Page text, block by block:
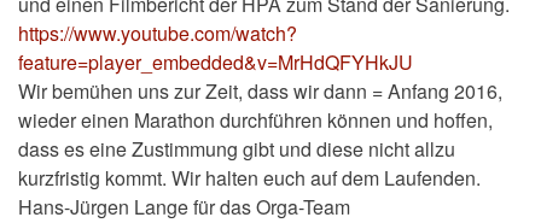
https://www.youtube.com/watch?
feature=player_embedded&v=MrHdQFYHkJU
Wir bemühen uns zur Zeit, dass wir dann = Anfang 2016,
wieder einen Marathon durchführen können und hoffen,
dass es eine Zustimmung gibt und diese nicht allzu
kurzfristig kommt. Wir halten euch auf dem Laufenden.
Hans-Jürgen Lange für das Orga-Team